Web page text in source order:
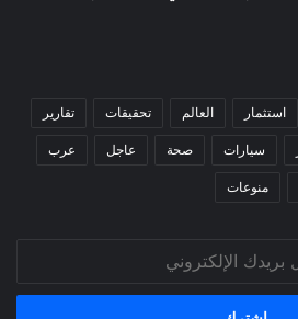
استثمار العالم تحقيقات تقارير
سيارات صحة عاجل عرب
منوعات